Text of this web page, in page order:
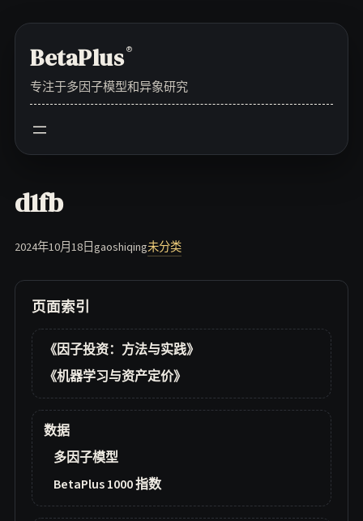
contentBetaPlus®
专注于多因子模型和异象研究
d1fb
2024年10月18日gaoshiqing未分类
页面索引
《因子投资：方法与实践》
《机器学习与资产定价》
数据
多因子模型
BetaPlus 1000 指数